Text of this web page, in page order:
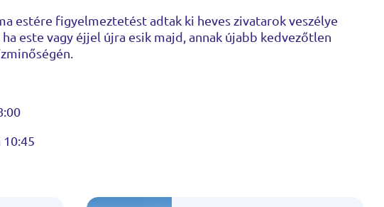
estére figyelmeztetést adtak ki heves zivatarok veszélye
este vagy éjjel újra esik majd, annak újabb kedvezőtlen